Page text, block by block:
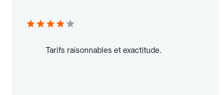
Tarifs raisonnables et exactitude.